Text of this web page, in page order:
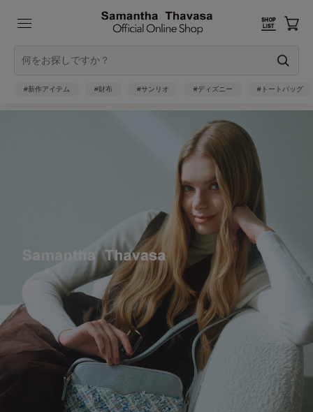
#新作アイテム #財布 #サンリオ #ディズニー #トートバッグ